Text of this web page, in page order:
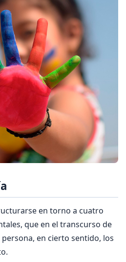
en torno a cuatro
que en el transcurso de
en cierto sentido, los